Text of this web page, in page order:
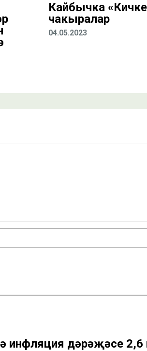
Кайбычка «Кичке
чакыралар
04.05.2023
инфляция дәрәҗәсе 2,6